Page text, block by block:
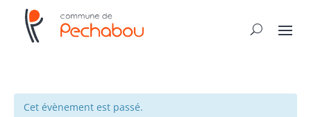
Cet évènement est passé.